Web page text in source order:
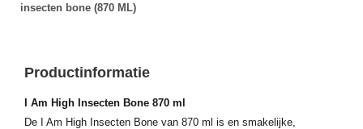
insecten bone (870 ML)
Productinformatie
I Am High Insecten Bone 870 ml
De I Am High Insecten Bone van 870 ml is en smakelijke,